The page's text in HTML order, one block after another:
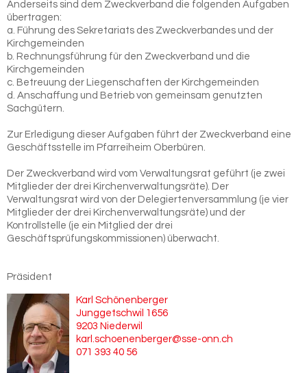
Anderseits sind dem Zweckverband die folgenden Aufgaben
übertragen:
a. Führung des Sekretariats des Zweckverbandes und der
Kirchgemeinden
b. Rechnungsführung für den Zweckverband und die
Kirchgemeinden
c. Betreuung der Liegenschaften der Kirchgemeinden
d. Anschaffung und Betrieb von gemeinsam genutzten
Sachgütern.
Zur Erledigung dieser Aufgaben führt der Zweckverband eine
Geschäftsstelle im Pfarreiheim Oberbüren.
Der Zweckverband wird vom Verwaltungsrat geführt (je zwei
Mitglieder der drei Kirchenverwaltungsräte). Der
Verwaltungsrat wird von der Delegiertenversammlung (je vier
Mitglieder der drei Kirchenverwaltungsräte) und der
Kontrollstelle (je ein Mitglied der drei
Geschäftsprüfungskommissionen) überwacht.
Präsident
Karl Schönenberger
Junggetschwil 1656
9203 Niederwil
karl.schoenenberger@sse-onn.ch
071 393 40 56